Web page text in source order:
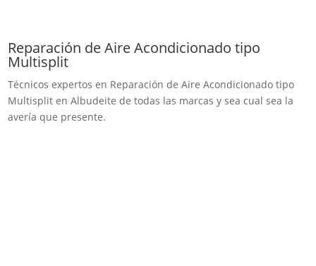
Reparación de Aire Acondicionado tipo
Multisplit
Técnicos expertos en Reparación de Aire Acondicionado tipo
Multisplit en Albudeite de todas las marcas y sea cual sea la
avería que presente.